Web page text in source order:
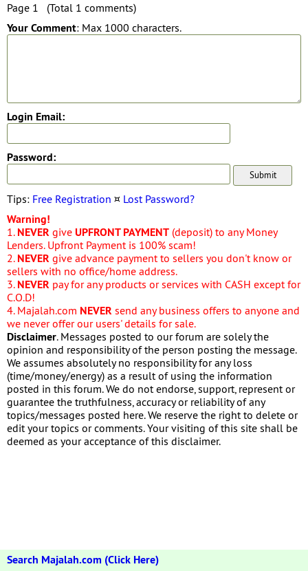
Page 1 (Total 1 comments)
Your Comment: Max 1000 characters.
Login Email:
Password:
Tips: Free Registration ¤ Lost Password?
Warning!
1. NEVER give UPFRONT PAYMENT (deposit) to any Money
Lenders. Upfront Payment is 100% scam!
2. NEVER give advance payment to sellers you don't know or
sellers with no office/home address.
3. NEVER pay for any products or services with CASH except for
C.O.D!
4. Majalah.com NEVER send any business offers to anyone and
we never offer our users' details for sale.
Disclaimer. Messages posted to our forum are solely the
opinion and responsibility of the person posting the message.
We assumes absolutely no responsibility for any loss
(time/money/energy) as a result of using the information
posted in this forum. We do not endorse, support, represent or
guarantee the truthfulness, accuracy or reliability of any
topics/messages posted here. We reserve the right to delete or
edit your topics or comments. Your visiting of this site shall be
deemed as your acceptance of this disclaimer.
Search Majalah.com (Click Here)